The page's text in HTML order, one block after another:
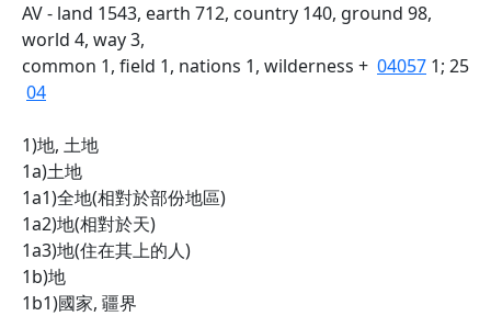
AV - land 1543, earth 712, country 140, ground 98,
world 4, way 3,
common 1, field 1, nations 1, wilderness + 04057 1; 25
04
1)地, 土地
1a)土地
1a1)全地(相對於部份地區)
1a2)地(相對於天)
1a3)地(住在其上的人)
1b)地
1b1)國家, 疆界